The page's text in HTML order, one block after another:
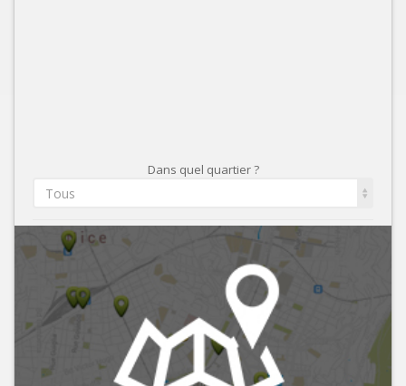
Dans quel quartier ?
Tous